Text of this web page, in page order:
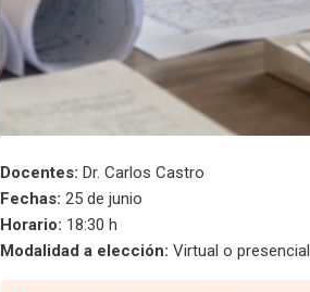
Docentes: Dr. Carlos Castro
Fechas:25 de junio
Horario: 18:30 h
Modalidad a elección: Virtual o presencial